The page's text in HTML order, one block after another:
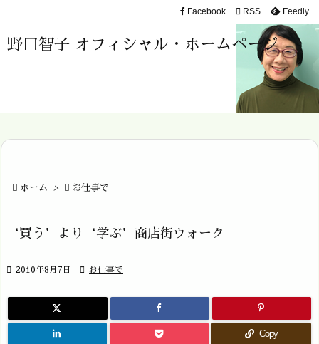
野口智子 オフィシャル・ホームページ

メニュ

サイド

前へ

Facebook  RSS Feedly
 ホーム >  お仕事で
‘買う’より‘学ぶ’商店街ウォーク
 2010年8月7日  お仕事で
Copy